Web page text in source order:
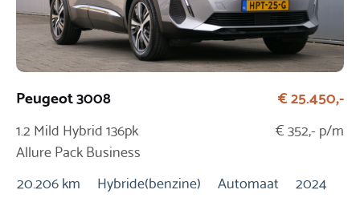
Peugeot 3008
1.2 Mild Hybrid 136pk
Allure Pack Business
Automaat
€ 25.450,-
€ 352,- p/m
20.206 km Hybride(benzine) Automaat 2024